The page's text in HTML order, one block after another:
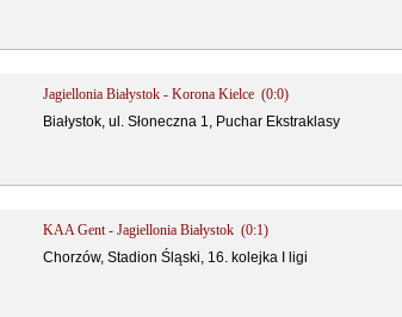
Jagiellonia Białystok - Korona Kielce (0:0)
Białystok, ul. Słoneczna 1, Puchar Ekstraklasy
KAA Gent - Jagiellonia Białystok (0:1)
Chorzów, Stadion Śląski, 16. kolejka I ligi